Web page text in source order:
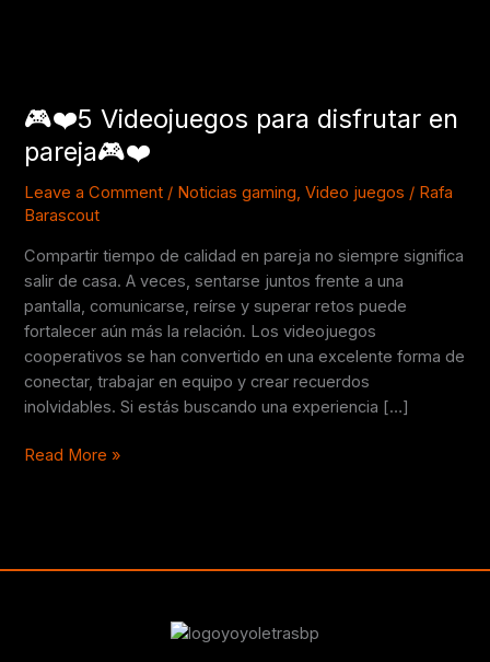
🎮❤️5 Videojuegos para disfrutar en
pareja🎮❤️
Leave a Comment / Noticias gaming,Video juegos / Rafa
Barascout
Compartir tiempo de calidad en pareja no siempre significa
salir de casa. A veces, sentarse juntos frente a una
pantalla, comunicarse, reírse y superar retos puede
fortalecer aún más la relación. Los videojuegos
cooperativos se han convertido en una excelente forma de
conectar, trabajar en equipo y crear recuerdos
inolvidables. Si estás buscando una experiencia […]
5
Videojuegos
para
disfrutar
en
🎮
❤️
Read More »